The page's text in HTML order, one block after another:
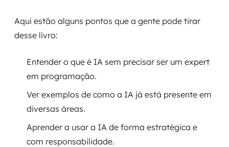
Aqui estão alguns pontos que a gente pode tirar
desse livro:
Entender o que é IA sem precisar ser um expert
em programação.
Ver exemplos de como a IA já está presente em
diversas áreas.
Aprender a usar a IA de forma estratégica e
com responsabilidade.